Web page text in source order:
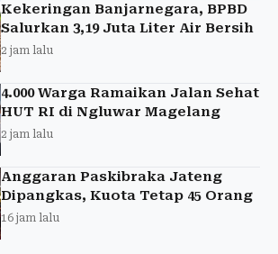
Kekeringan Banjarnegara, BPBD
Salurkan 3,19 Juta Liter Air Bersih
2 jam lalu
4.000 Warga Ramaikan Jalan Sehat
HUT RI di Ngluwar Magelang
2 jam lalu
Anggaran Paskibraka Jateng
Dipangkas, Kuota Tetap 45 Orang
16 jam lalu